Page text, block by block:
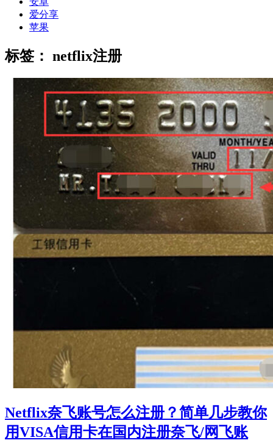
爱分享
苹果
标签： netflix注册
Netflix奈飞账号怎么注册？简单几步教你
用VISA信用卡在国内注册奈飞/网飞账